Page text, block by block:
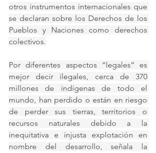
otros instrumentos internacionales que
se declaran sobre los Derechos de los
Pueblos y Naciones como derechos
colectivos.
Por diferentes aspectos “legales” es
mejor decir ilegales, cerca de 370
millones de indígenas de todo el
mundo, han perdido o están en riesgo
de perder sus tierras, territorios o
recursos naturales debido a la
inequitativa e injusta explotación en
nombre del desarrollo, señala la